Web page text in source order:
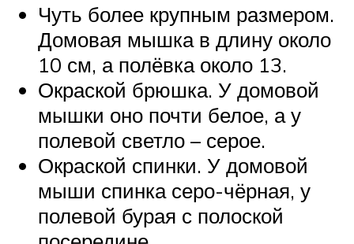
Чуть более крупным размером.
Домовая мышка в длину около
10 см, а полёвка около 13.
Окраской брюшка. У домовой
мышки оно почти белое, а у
полевой светло – серое.
Окраской спинки. У домовой
мыши спинка серо-чёрная, у
полевой бурая с полоской